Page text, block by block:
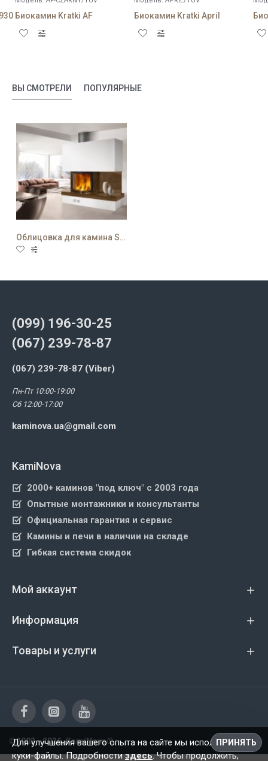
Биокамин Kratki AF Биокамин Kratki April
ВЫ СМОТРЕЛИ ПОПУЛЯРНЫЕ
Облицовка для камина Stoccarda
(099) 196-30-25
(067) 239-78-87
(067) 239-78-87 (Viber)
Пн-Пт 10:00-19:00
Сб 12:00-17:00
kaminova.ua@gmail.com
KamiNova
2000+ каминов "под ключ" с 2003 года
Опытные монтажники и консультанты
Официальная гарантия и сервис
Камины и печи в наличии на складе
Гибкая система скидок
Мой аккаунт
Информация
Товары и услуги
©2003 - 2026, KamiNova® ПРИНЯТЬ
Для улучшения вашего опыта на сайте мы используем
куки-файлы. Подробностиздесь. Чтобы продолжить,